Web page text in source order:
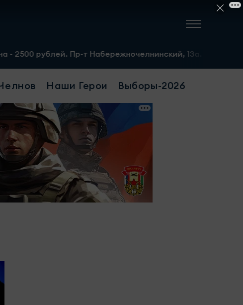
Пр-т Набережночелнинский, 13а. Тел.: 8-951-064-02-12
Наши Герои Выборы-2026